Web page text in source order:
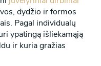
dydžio ir formos
Pagal individualų
ypatingą išliekamąją
ir kuria gražias